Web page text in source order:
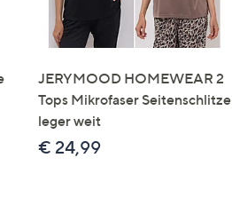
JERYMOOD HOMEWEAR 2
Tops Mikrofaser Seitenschlitze
leger weit
€ 24,99